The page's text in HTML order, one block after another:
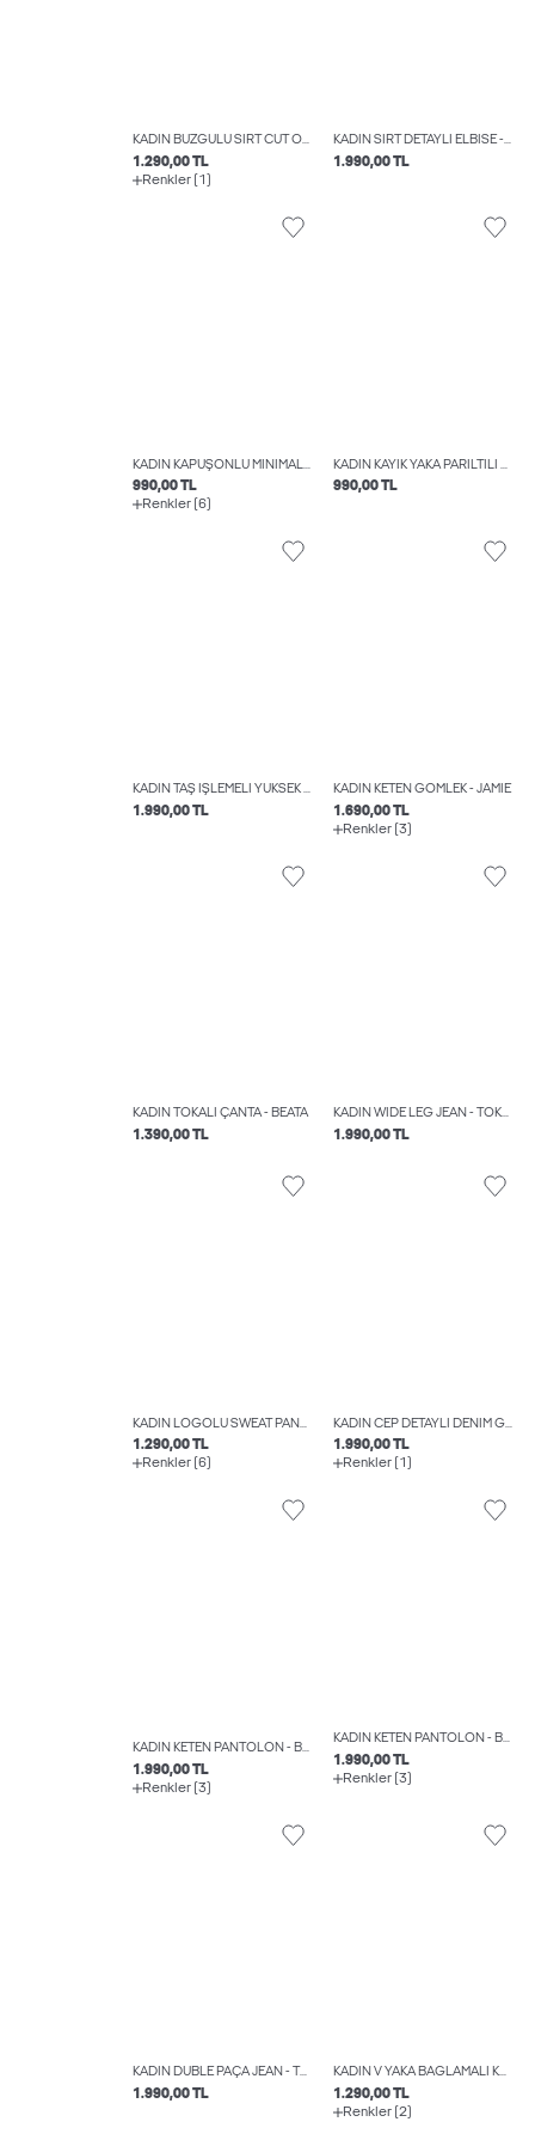
KADIN BÜZGÜLÜ SIRT CUT OUT DETAYLI BLUZ - KAIA
1.290,00 TL
Renkler (1)
KADIN SIRT DETAYLI ELBISE - MILLA
1.990,00 TL
KADIN KAPÜŞONLU MINIMAL LOGO BASKILI SWEATSHIRT - ABBIE
990,00 TL
Renkler (6)
KADIN KAYIK YAKA PARILTILI BLUZ - HOLLY
990,00 TL
KADIN TAŞ İŞLEMELI YÜKSEK BEL PANTOLON - LORA
1.990,00 TL
KADIN KETEN GÖMLEK - JAMIE
1.690,00 TL
Renkler (3)
KADIN TOKALI ÇANTA - BEATA
1.390,00 TL
KADIN WIDE LEG JEAN - TOKYO
1.990,00 TL
KADIN LOGOLU SWEAT PANTOLON - ABBIE
1.290,00 TL
Renkler (6)
KADIN CEP DETAYLI DENIM GÖMLEK - JULES
1.990,00 TL
Renkler (1)
KADIN KETEN PANTOLON - BREEZE
1.990,00 TL
Renkler (3)
KADIN KETEN PANTOLON - BREEZE
1.990,00 TL
Renkler (3)
KADIN DUBLE PAÇA JEAN - TOKYO
1.990,00 TL
KADIN V YAKA BAĞLAMALI KETEN YELEK - BREEZE
1.290,00 TL
Renkler (2)